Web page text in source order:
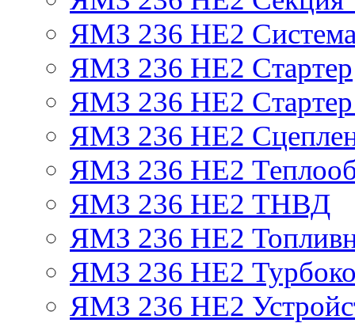
ЯМЗ 236 НЕ2
ЯМЗ 236 НЕ2 Стартер
ЯМЗ 236 НЕ2 Стартер
ЯМЗ 236 НЕ2
ЯМЗ 236 НЕ2
ЯМЗ 236 НЕ2 ТНВД
ЯМЗ 236 НЕ2
ЯМЗ 236 НЕ2
ЯМЗ 236 НЕ2